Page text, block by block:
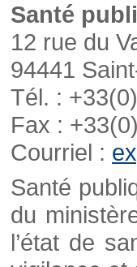
Santé
12 rue du
94441
Tél. :
Fax :
Courriel :
Santé
du
l’état de